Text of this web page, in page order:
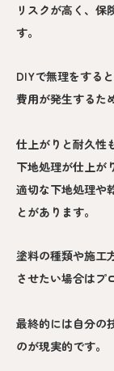
リスクが高く、保
す。
DIYで無理をする
費用が発生するた
仕上がりと耐久性
下地処理が仕上が
適切な下地処理や
とがあります。
塗料の種類や施工
させたい場合はプ
最終的には自分の
のが現実的です。